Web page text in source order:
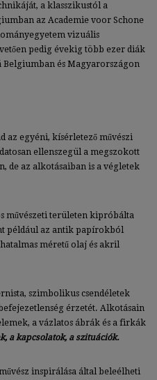
a klasszikustól a
az Academie voor Schone
vizuális
pedig évekig több ezer diák
Belgiumban és Magyarországon
az egyéni, kísérletező művészi
ellenszegül a megszokott
de az alkotásaiban is a végletek
művészeti területen kipróbálta
például az antik papírokból
méretű olaj és akril
szimbolikus csendéletek
érzetét. Alkotásain
a vázlatos ábrák és a firkák
a kapcsolatok, a szituációk.
inspirálása által beleélheti